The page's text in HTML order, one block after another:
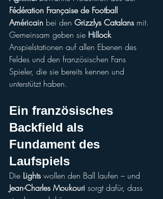
Fédération Française de Football
Américain bei den Grizzlys Catalans mit.
Gemeinsam geben sie Hillock
Anspielstationen auf allen Ebenen des
Feldes und den französischen Fans
Spieler, die sie bereits kennen und
unterstützt haben.
Ein französisches
Backfield als
Fundament des
Laufspiels
Die Lights wollen den Ball laufen – und
Jean-Charles Moukouri sorgt dafür, dass